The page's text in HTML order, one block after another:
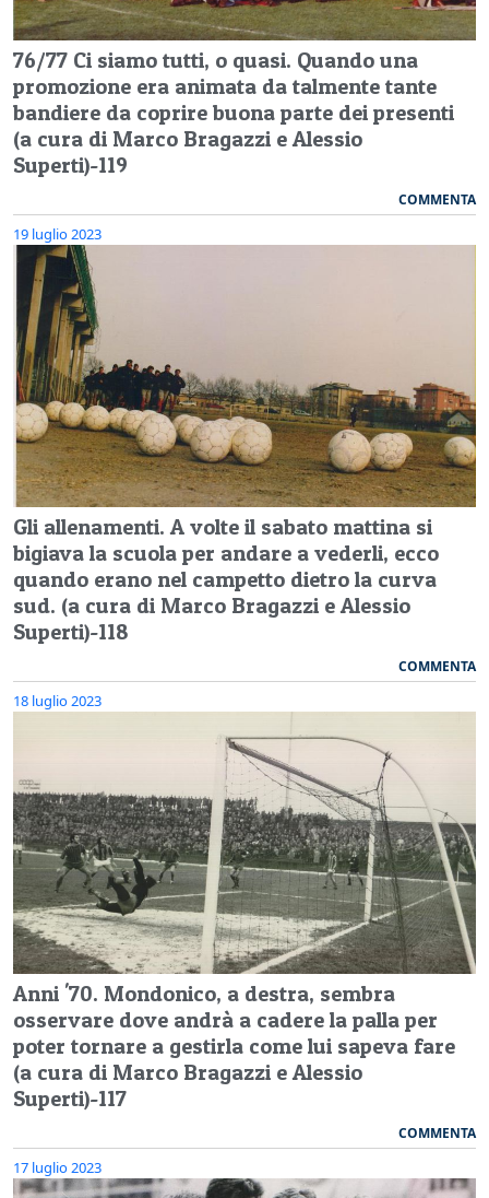
76/77 Ci siamo tutti, o quasi. Quando una
promozione era animata da talmente tante
bandiere da coprire buona parte dei presenti
(a cura di Marco Bragazzi e Alessio
Superti)-119
COMMENTA
19 luglio 2023
Gli allenamenti. A volte il sabato mattina si
bigiava la scuola per andare a vederli, ecco
quando erano nel campetto dietro la curva
sud. (a cura di Marco Bragazzi e Alessio
Superti)-118
COMMENTA
18 luglio 2023
Anni '70. Mondonico, a destra, sembra
osservare dove andrà a cadere la palla per
poter tornare a gestirla come lui sapeva fare
(a cura di Marco Bragazzi e Alessio
Superti)-117
COMMENTA
17 luglio 2023